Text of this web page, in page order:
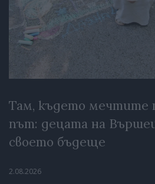
Там, където мечтите
път: децата на
своето бъдеще
2.08.2026